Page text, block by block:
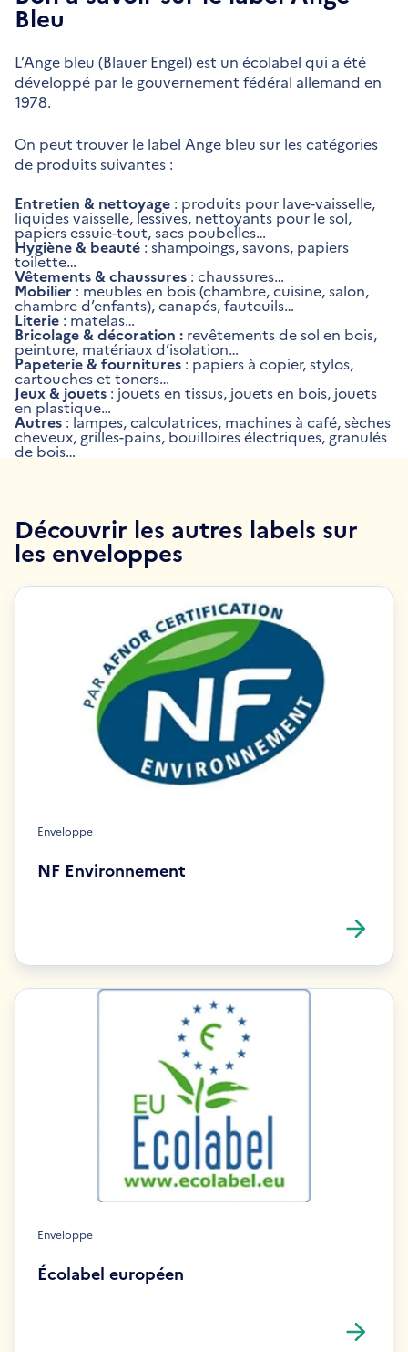
Bleu
L’Ange bleu (Blauer Engel) est un écolabel qui a été
développé par le gouvernement fédéral allemand en
1978.
On peut trouver le label Ange bleu sur les catégories
de produits suivantes :
Entretien & nettoyage : produits pour lave-vaisselle,
liquides vaisselle, lessives, nettoyants pour le sol,
papiers essuie-tout, sacs poubelles…
Hygiène & beauté : shampoings, savons, papiers
toilette…
Vêtements & chaussures : chaussures…
Mobilier : meubles en bois (chambre, cuisine, salon,
chambre d’enfants), canapés, fauteuils…
Literie : matelas…
Bricolage & décoration : revêtements de sol en bois,
peinture, matériaux d’isolation…
Papeterie & fournitures : papiers à copier, stylos,
cartouches et toners…
Jeux & jouets : jouets en tissus, jouets en bois, jouets
en plastique…
Autres : lampes, calculatrices, machines à café, sèches
cheveux, grilles-pains, bouilloires électriques, granulés
de bois…
Découvrir les autres labels sur
les enveloppes
Enveloppe
NF Environnement
Enveloppe
Écolabel européen